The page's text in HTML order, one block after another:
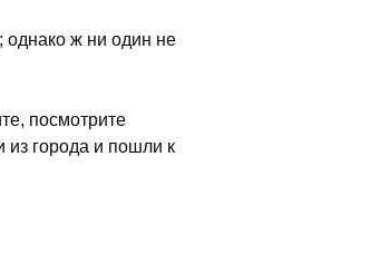
однако ж ни один не
посмотрите
из города и пошли к